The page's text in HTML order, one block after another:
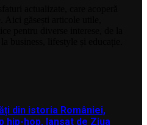
din istoria României,
hip-hop, lansat de Ziua